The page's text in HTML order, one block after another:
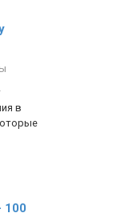
в
100